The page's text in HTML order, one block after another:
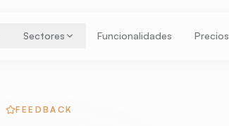
Sectores Funcionalidades Precios
FEEDBACK